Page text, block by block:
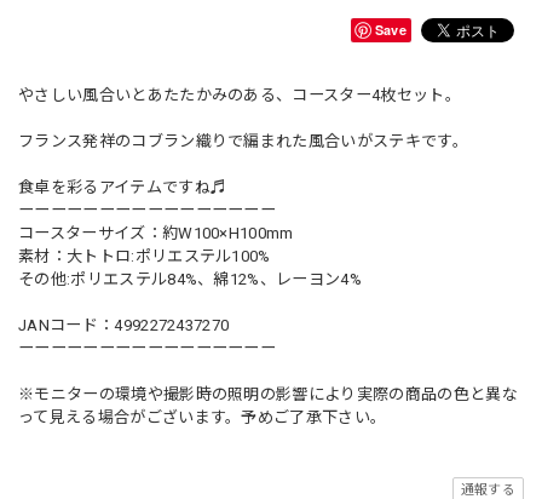
Save
やさしい風合いとあたたかみのある、コースター4枚セット。
フランス発祥のコブラン織りで編まれた風合いがステキです。
食卓を彩るアイテムですね♬
ーーーーーーーーーーーーーーーー
コースターサイズ：約W100×H100mm
素材：大トトロ:ポリエステル100%
その他:ポリエステル84%、綿12%、レーヨン4%
JANコード：4992272437270
ーーーーーーーーーーーーーーーー
※モニターの環境や撮影時の照明の影響により実際の商品の色と異な
って見える場合がございます。予めご了承下さい。
通報する